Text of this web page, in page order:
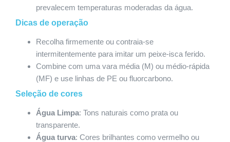
prevalecem temperaturas moderadas da água.
Dicas de operação
Recolha firmemente ou contraia-se
intermitentemente para imitar um peixe-isca ferido.
Combine com uma vara média (M) ou médio-rápida
(MF) e use linhas de PE ou fluorcarbono.
Seleção de cores
Água Limpa: Tons naturais como prata ou
transparente.
Água turva: Cores brilhantes como vermelho ou